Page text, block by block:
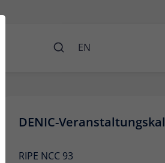
EN
DENIC-
RIPE NCC 93